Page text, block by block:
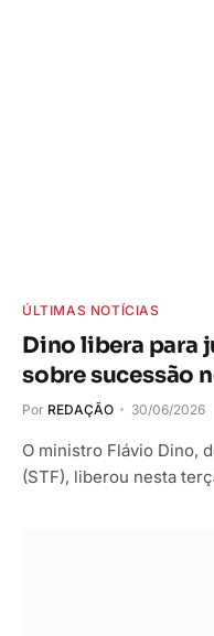
ÚLTIMAS NOTÍCIAS
Dino libera para
sobre sucessão
Por REDAÇÃO 30/06/2026
O ministro Flávio Dino,
(STF), liberou nesta